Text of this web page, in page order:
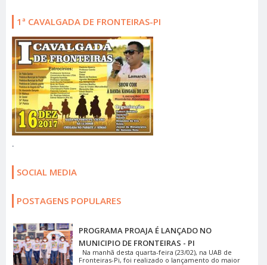
1ª CAVALGADA DE FRONTEIRAS-PI
.
SOCIAL MEDIA
POSTAGENS POPULARES
PROGRAMA PROAJA É LANÇADO NO
MUNICIPIO DE FRONTEIRAS - PI
Na manhã desta quarta-feira (23/02), na UAB de
Fronteiras-Pi, foi realizado o lançamento do maior